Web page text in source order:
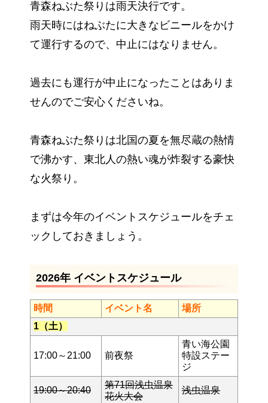
青森ねぶた祭りは雨天決行です。
雨天時にはねぶたに大きなビニールをかけ
て運行するので、中止にはなりません。
過去にも運行が中止になったことはありま
せんのでご安心くださいね。
青森ねぶた祭りは北国の夏を無尽蔵の熱情
で沸かす、東北人の熱い魂が炸裂する豪快
な火祭り。
まずは今年のイベントスケジュールをチェ
ックしておきましょう。
2026年 イベントスケジュール
時間 イベント名
場所
1（土）
17:00～21:00 前夜祭
青い海公園
特設ステー
ジ
19:00～20:40
第71回浅虫温泉
花火大会
浅虫温泉